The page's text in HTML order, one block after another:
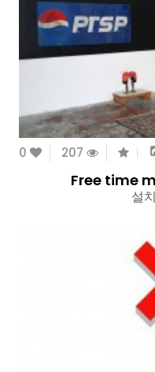
0 207
Free time
설